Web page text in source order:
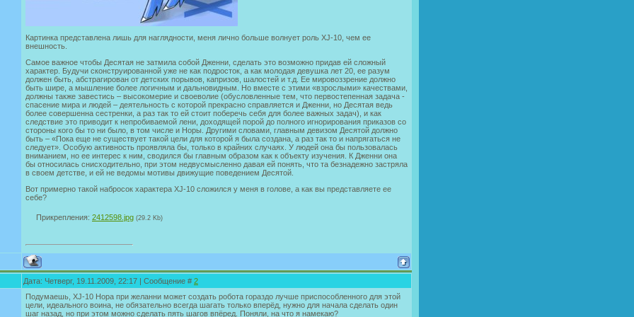
Картинка представлена лишь для наглядности, меня лично больше волнует роль XJ-10, чем ее
внешность.
Самое важное чтобы Десятая не затмила собой Дженни, сделать это возможно придав ей сложный
характер. Будучи сконструированной уже не как подросток, а как молодая девушка лет 20, ее разум
должен быть, абстрагирован от детских порывов, капризов, шалостей и т.д. Ее мировоззрение должно
быть шире, а мышление более логичным и дальновидным. Но вместе с этими «взрослыми» качествами,
должны также завестись – высокомерие и своеволие (обусловленные тем, что первостепенная задача -
спасение мира и людей – деятельность с которой прекрасно справляется и Дженни, но Десятая ведь
более совершенна сестренки, а раз так то ей стоит поберечь себя для более важных задач), и как
следствие это приводит к непробиваемой лени, доходящей порой до полного игнорирования приказов со
стороны кого бы то ни было, в том числе и Норы. Другими словами, главным девизом Десятой должно
быть – «Пока еще не существует такой цели для которой я была создана, а раз так то и напрягаться не
следует». Особую активность проявляла бы, только в крайних случаях. У людей она бы пользовалась
вниманием, но ее интерес к ним, сводился бы главным образом как к объекту изучения. К Дженни она
бы относилась снисходительно, при этом недвусмысленно давая ей понять, что та безнадежно застряла
в своем детстве, и ей не ведомы мотивы движущие поведением Десятой.
Вот примерно такой набросок характера XJ-10 сложился у меня в голове, а как вы представляете ее
себе?
Прикрепления: 2412598.jpg (29.2 Kb)
Дата: Четверг, 19.11.2009, 22:17 | Сообщение # 2
Подумаешь, XJ-10 Нора при желанни может создать робота гораздо лучше приспособленного для этой
цели, идеального воина, не обязательно всегда шагать только вперёд, нужно для начала сделать один
шаг назад, но при этом можно сделать пять шагов впёред. Поняли, на что я намекаю?